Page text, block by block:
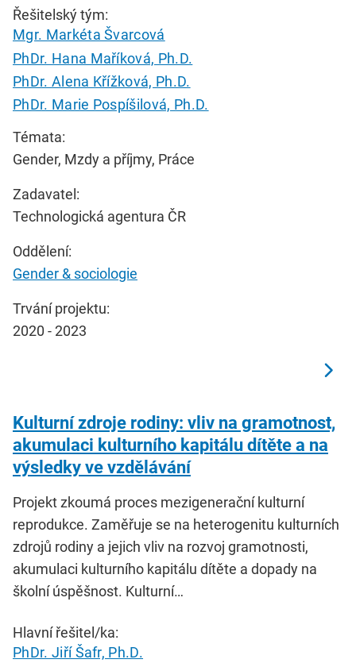
Řešitelský tým:
Mgr. Markéta Švarcová
PhDr. Hana Maříková, Ph.D.
PhDr. Alena Křížková, Ph.D.
PhDr. Marie Pospíšilová, Ph.D.
Témata:
Gender, Mzdy a příjmy, Práce
Zadavatel:
Technologická agentura ČR
Oddělení:
Gender & sociologie
Trvání projektu:
2020 - 2023
Kulturní zdroje rodiny: vliv na gramotnost,
akumulaci kulturního kapitálu dítěte a na
výsledky ve vzdělávání
Projekt zkoumá proces mezigenerační kulturní
reprodukce. Zaměřuje se na heterogenitu kulturních
zdrojů rodiny a jejich vliv na rozvoj gramotnosti,
akumulaci kulturního kapitálu dítěte a dopady na
školní úspěšnost. Kulturní…
Hlavní řešitel/ka:
PhDr. Jiří Šafr, Ph.D.